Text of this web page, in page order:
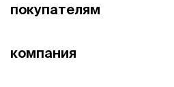
покупателям
компания